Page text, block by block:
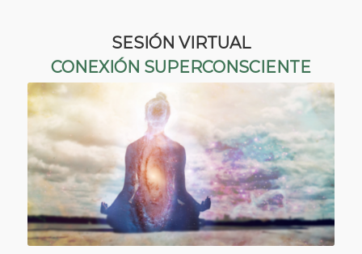
SESIÓN VIRTUAL
CONEXIÓN SUPERCONSCIENTE